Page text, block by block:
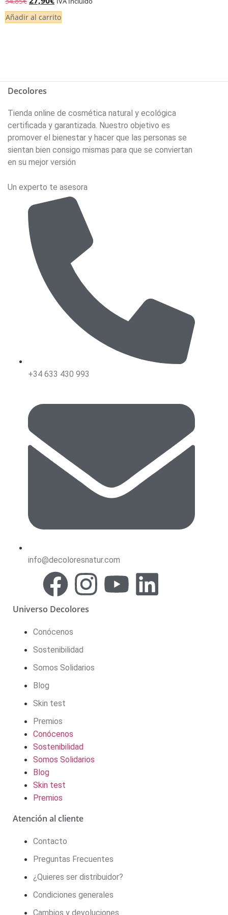
5.00
de 5
Añadir al carrito
Decolores
Tienda online de cosmética natural y ecológica
certificada y garantizada. Nuestro objetivo es
promover el bienestar y hacer que las personas se
sientan bien consigo mismas para que se conviertan
en su mejor versión
Un experto te asesora
+34 633 430 993
info@decoloresnatur.com
Universo Decolores
Conócenos
Sostenibilidad
Somos Solidarios
Blog
Skin test
Premios
Conócenos
Sostenibilidad
Somos Solidarios
Blog
Skin test
Premios
Atención al cliente
Contacto
Preguntas Frecuentes
¿Quieres ser distribuidor?
Condiciones generales
Cambios y devoluciones